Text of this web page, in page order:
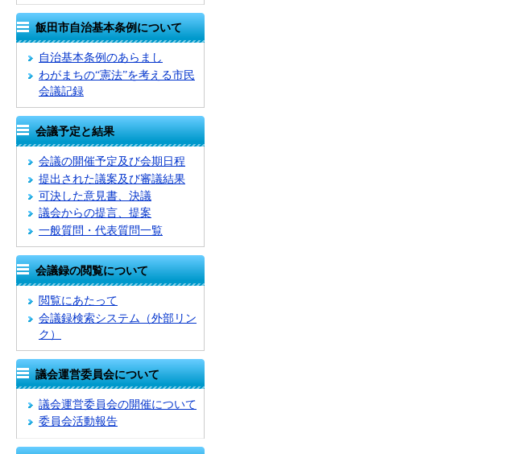
飯田市自治基本条例について
自治基本条例のあらまし
わがまちの“憲法”を考える市民
会議記録
会議予定と結果
会議の開催予定及び会期日程
提出された議案及び審議結果
可決した意見書、決議
議会からの提言、提案
一般質問・代表質問一覧
会議録の閲覧について
閲覧にあたって
会議録検索システム （外部リン
ク）
議会運営委員会について
議会運営委員会の開催について
委員会活動報告